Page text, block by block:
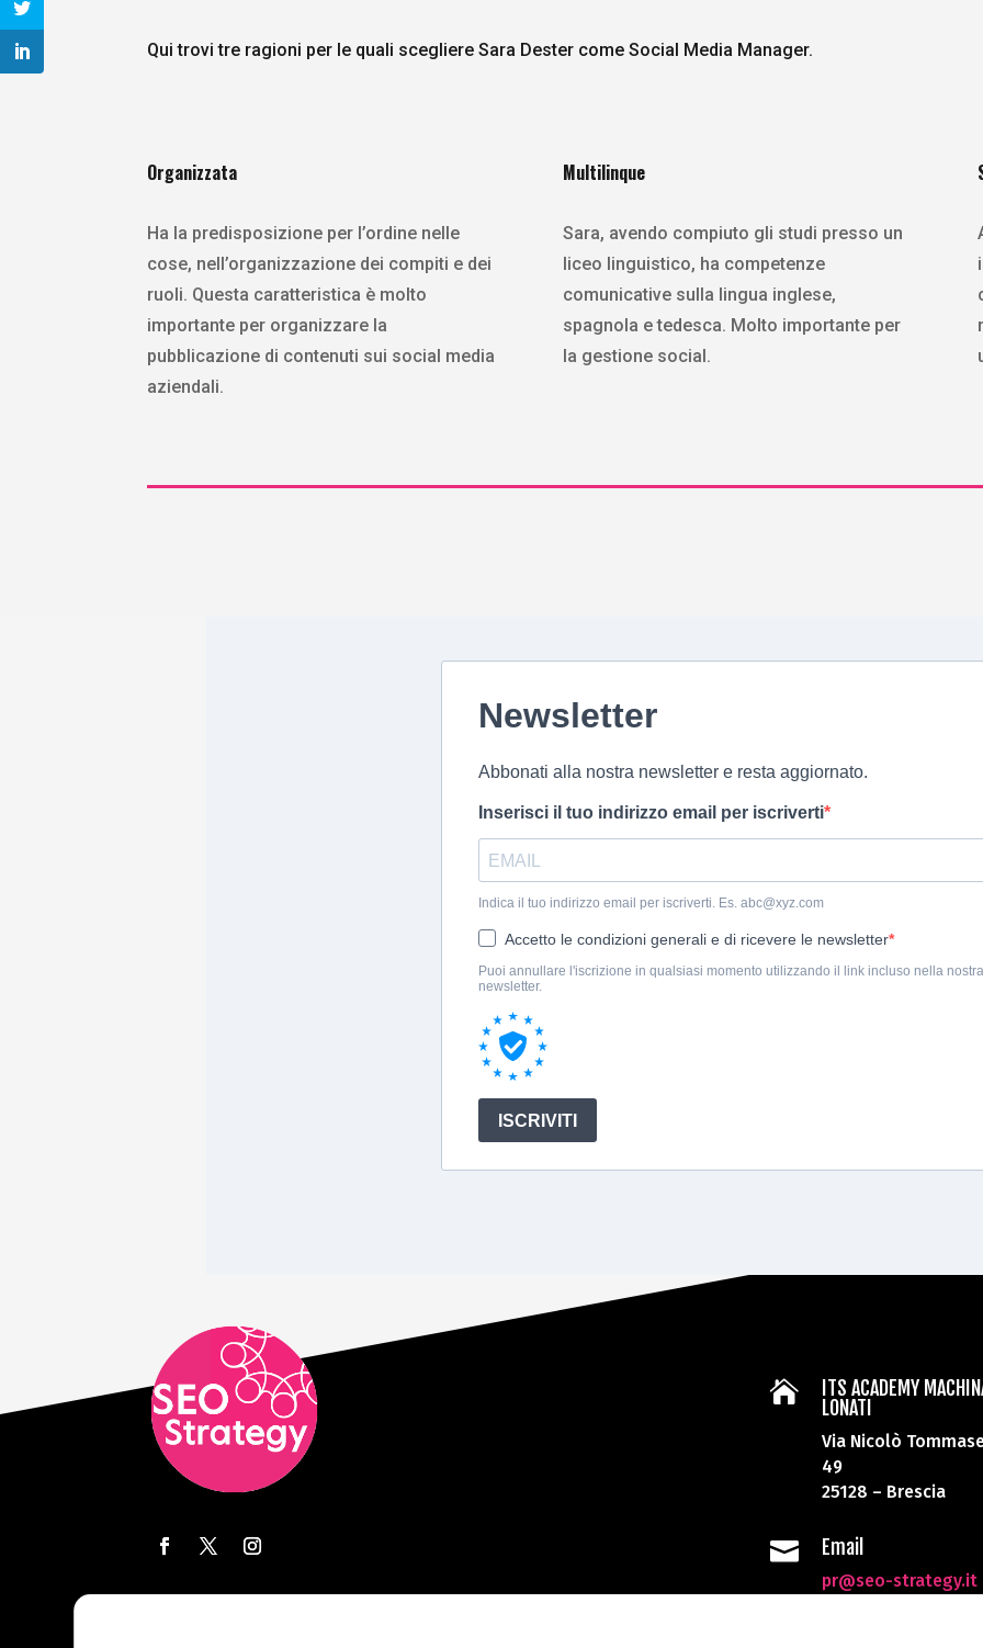
Qui trovi tre ragioni per le quali scegliere Sara Dester come Social Media Manager.
Organizzata
Ha la predisposizione per l’ordine nelle
cose, nell’organizzazione dei compiti e dei
ruoli. Questa caratteristica è molto
importante per organizzare la
pubblicazione di contenuti sui social media
aziendali.
Multilinque
Sara, avendo compiuto gli studi presso un
liceo linguistico, ha competenze
comunicative sulla lingua inglese,
spagnola e tedesca. Molto importante per
la gestione social.

ITS ACADEMY
LONATI
Via Nicolò
49
25128 – Brescia
 Email
pr@seo-strategy.it